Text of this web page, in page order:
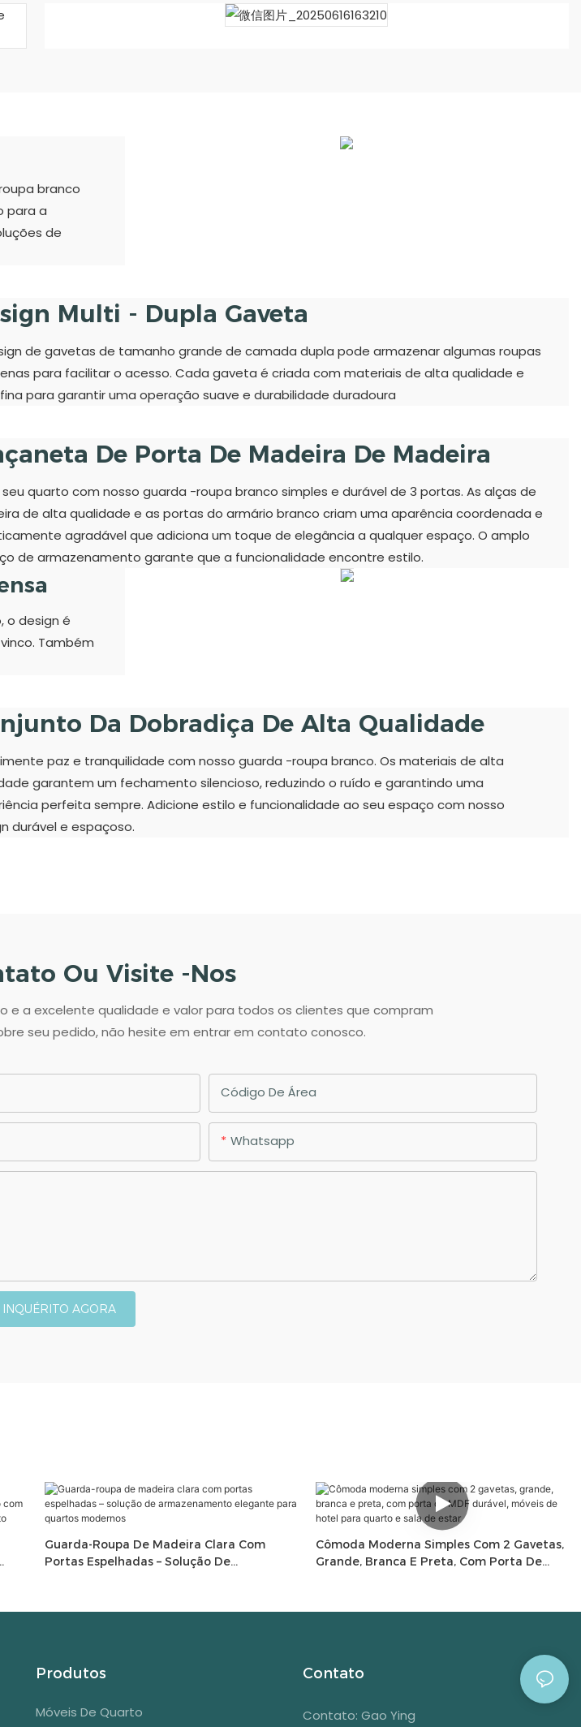
branco
para a
de
Multi - Dupla Gaveta
de gavetas de tamanho grande de camada dupla pode armazenar algumas roupas
para facilitar o acesso. Cada gaveta é criada com materiais de alta qualidade e
para garantir uma operação suave e durabilidade duradoura
De Porta De Madeira De Madeira
seu quarto com nosso guarda -roupa branco simples e durável de 3 portas. As alças de
de alta qualidade e as portas do armário branco criam uma aparência coordenada e
agradável que adiciona um toque de elegância a qualquer espaço. O amplo
de armazenamento garante que a funcionalidade encontre estilo.
o design é
Também
Da Dobradiça De Alta Qualidade
paz e tranquilidade com nosso guarda -roupa branco. Os materiais de alta
garantem um fechamento silencioso, reduzindo o ruído e garantindo uma
perfeita sempre. Adicione estilo e funcionalidade ao seu espaço com nosso
durável e espaçoso.
Ou Visite -nos
e a excelente qualidade e valor para todos os clientes que compram
seu pedido, não hesite em entrar em contato conosco.
Código De Área
Whatsapp
INQUÉRITO AGORA
Guarda-Roupa De Madeira Clara Com
Portas Espelhadas – Solução De
Cômoda Moderna Simples Com 2 Gavetas,
Grande, Branca E Preta, Com Porta De
Produtos
Móveis De Quarto
Contato
Contato: Gao Ying